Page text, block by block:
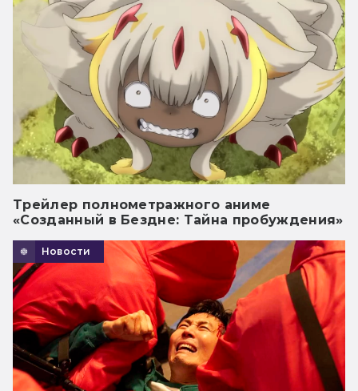
Трейлер полнометражного аниме
«Созданный в Бездне: Тайна пробуждения»
Новости